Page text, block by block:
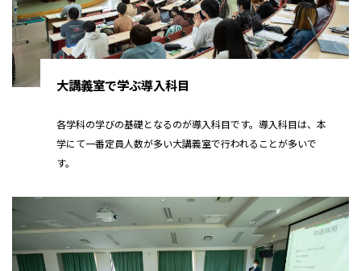
大講義室で学ぶ導入科目
各学科の学びの基礎となるのが導入科目です。導入科目は、本
学にて一番定員人数が多い大講義室で行われることが多いで
す。